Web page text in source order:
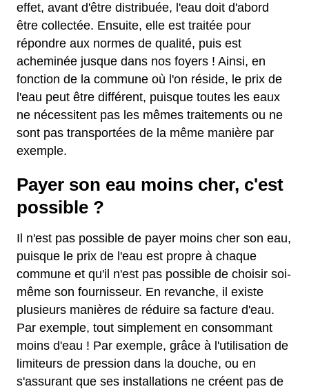
effet, avant d'être distribuée, l'eau doit d'abord
être collectée. Ensuite, elle est traitée pour
répondre aux normes de qualité, puis est
acheminée jusque dans nos foyers ! Ainsi, en
fonction de la commune où l'on réside, le prix de
l'eau peut être différent, puisque toutes les eaux
ne nécessitent pas les mêmes traitements ou ne
sont pas transportées de la même manière par
exemple.
Payer son eau moins cher, c'est
possible ?
Il n'est pas possible de payer moins cher son eau,
puisque le prix de l'eau est propre à chaque
commune et qu'il n'est pas possible de choisir soi-
même son fournisseur. En revanche, il existe
plusieurs manières de réduire sa facture d'eau.
Par exemple, tout simplement en consommant
moins d'eau ! Par exemple, grâce à l'utilisation de
limiteurs de pression dans la douche, ou en
s'assurant que ses installations ne créent pas de